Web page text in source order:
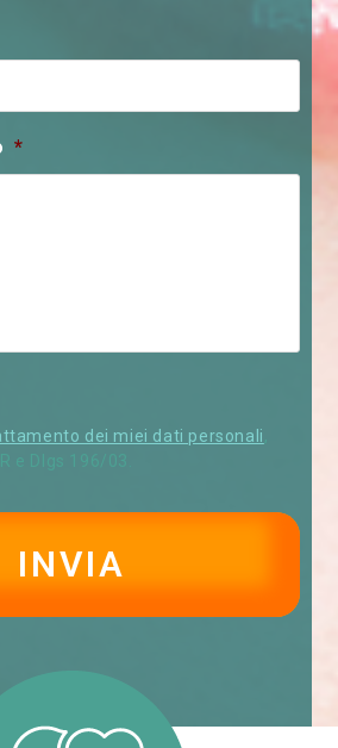
*
dei miei dati personali,
e Dlgs 196/03.